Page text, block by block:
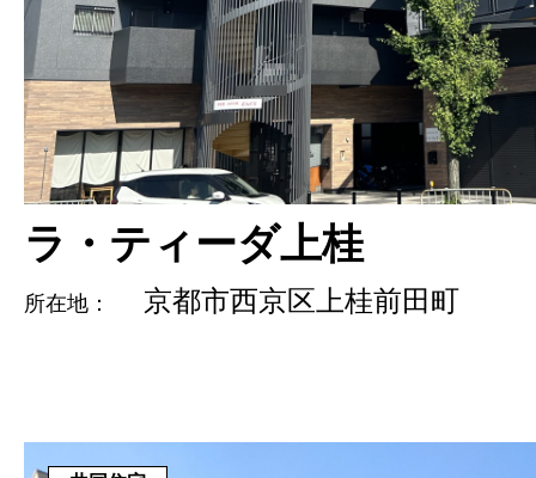
ラ・ティーダ上桂
所在地： 京都市西京区上桂前田町